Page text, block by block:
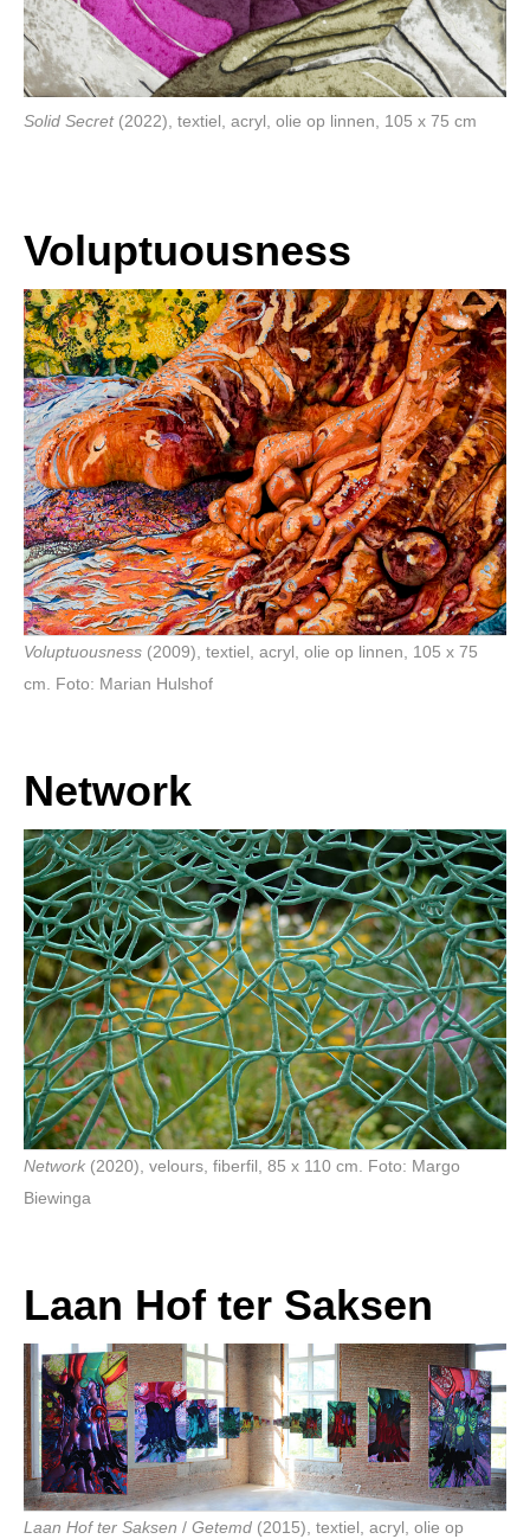
Solid Secret(2022), textiel, acryl, olie op linnen, 105 x 75 cm
Voluptuousness
Voluptuousness (2009), textiel, acryl, olie op linnen, 105 x 75
cm. Foto: Marian Hulshof
Network
Network (2020), velours, fiberfil, 85 x 110 cm. Foto: Margo
Biewinga
Laan Hof ter Saksen
Laan Hof ter Saksen / Getemd (2015), textiel, acryl, olie op